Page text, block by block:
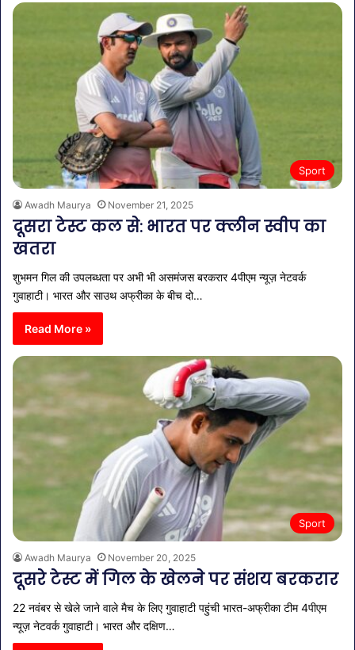
Sport
Awadh Maurya November 21, 2025
दूसरा टेस्ट कल से: भारत पर क्लीन स्वीप का
खतरा
शुभमन गिल की उपलब्धता पर अभी भी असमंजस बरकरार 4पीएम न्यूज़ नेटवर्क
गुवाहाटी। भारत और साउथ अफ्रीका के बीच दो…
Read More »
Sport
Awadh Maurya November 20, 2025
दूसरे टेस्ट में गिल के खेलने पर संशय बरकरार
22 नवंबर से खेले जाने वाले मैच के लिए गुवाहाटी पहुंची भारत-अफ्रीका टीम 4पीएम
न्यूज़ नेटवर्क गुवाहाटी। भारत और दक्षिण…